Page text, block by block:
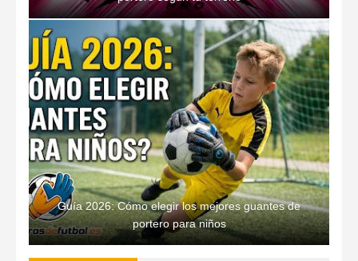
Guía 2026: Cómo elegir los mejores guantes de
portero para niños